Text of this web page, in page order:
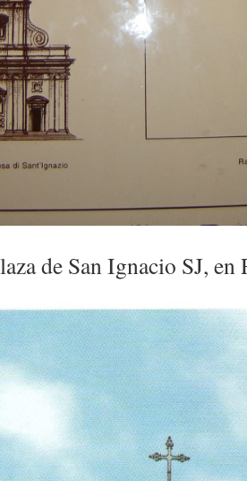
de San Ignacio SJ,